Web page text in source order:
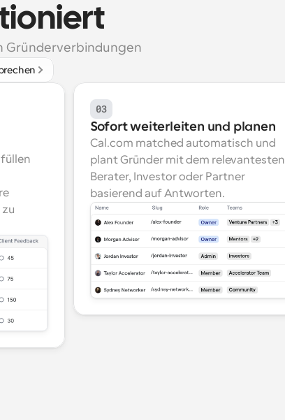
Gründerverbindungen
03
Sofort weiterleiten und planen
Cal.com matched automatisch und
plant Gründer mit dem relevantesten
Berater, Investor oder Partner
basierend auf Antworten.